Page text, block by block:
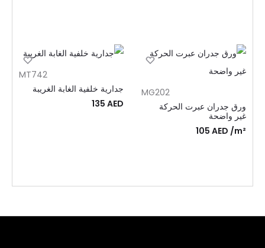
MG202
ورق جدران عبرت الحركة
غير واضحة
105 AED /m²
MT742
جدارية خلفية الغابة الغريبة
135 AED